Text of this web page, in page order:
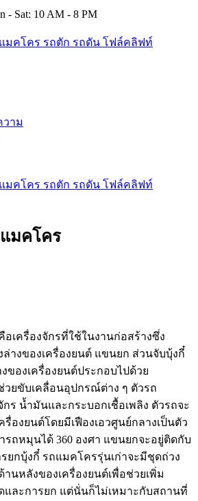
- Sat: 10 AM - 8 PM
วาม
มคโคร
เครื่องจักรที่ใช้ในงานก่อสร้างซึ่ง
างของเครื่องยนต์ แขนยก ส่วนจับบุ้งกี๋
ของเครื่องยนต์ประกอบไปด้วย
วยขับเคลื่อนอุปกรณ์ต่าง ๆ ตัวรถ
กร น้ำมันและกระบอกเชื้อเพลิง ตัวรถจะ
รื่องยนต์โดยมีเฟืองเอวศูนย์กลางเป็นตัว
รถหมุนได้ 360 องศา แขนยกจะอยู่ติดกับ
ยกบุ้งกี๋ รถแมคโครรุ่นเก่าจะมีชุดถ่วง
นหลังของเครื่องยนต์เพื่อช่วยเพิ่ม
ละการยก แต่นั่นก็ไม่เหมาะกับสถานที่